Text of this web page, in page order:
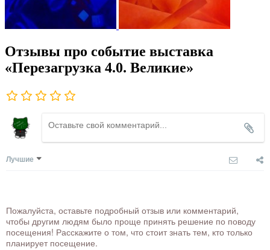
Отзывы про событие выставка
«Перезагрузка 4.0. Великие»
Лучшие
Пожалуйста, оставьте подробный отзыв или комментарий,
чтобы другим людям было проще принять решение по поводу
посещения! Расскажите о том, что стоит знать тем, кто только
планирует посещение.